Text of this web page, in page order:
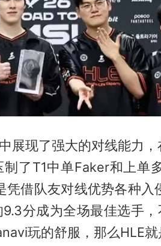
展现了强大的对线能力
了T1中单Faker和上单
凭借队友对线优势各种
分成为全场最佳选手
玩的舒服，那么HLE就